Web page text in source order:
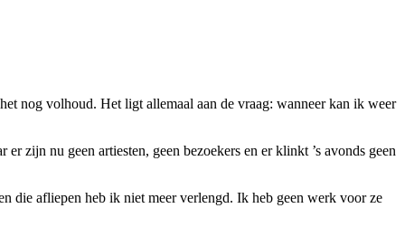
nog volhoud. Het ligt allemaal aan de vraag: wanneer kan ik weer
zijn nu geen artiesten, geen bezoekers en er klinkt ’s avonds geen
die afliepen heb ik niet meer verlengd. Ik heb geen werk voor ze